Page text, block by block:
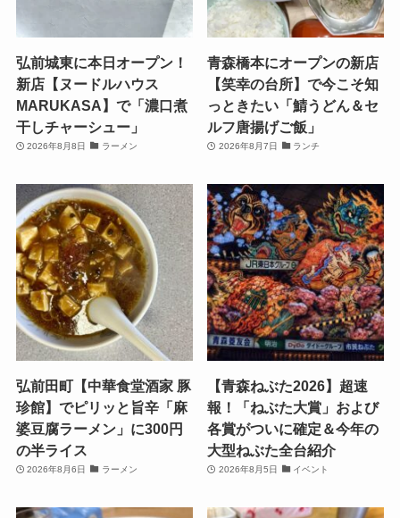
弘前城東に本日オープン！
新店【ヌードルハウス
MARUKASA】で「濃口煮
干しチャーシュー」
2026年8月8日 ラーメン
青森橋本にオープンの新店
【笑幸の台所】で今こそ知
っときたい「鯖うどん＆セ
ルフ唐揚げご飯」
2026年8月7日 ランチ
弘前田町【中華食堂酒家 豚
珍館】でピリッと旨辛「麻
婆豆腐ラーメン」に300円
の半ライス
2026年8月6日 ラーメン
【青森ねぶた2026】超速
報！「ねぶた大賞」および
各賞がついに確定＆今年の
大型ねぶた全台紹介
2026年8月5日 イベント